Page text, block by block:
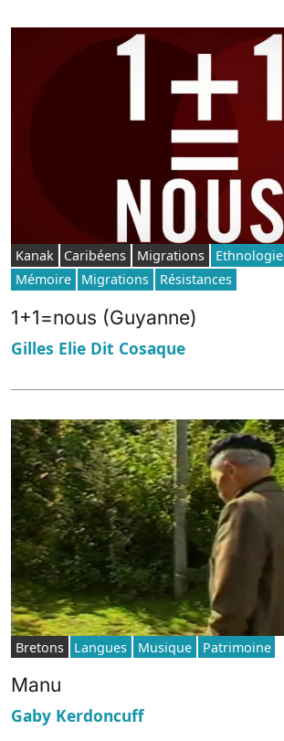
Kanak Caribéens Migrations Ethnologie
Mémoire
Migrations Résistances
1+1=nous (Guyanne)
Gilles Elie Dit Cosaque
Bretons Langues Musique Patrimoine
Manu
Gaby Kerdoncuff